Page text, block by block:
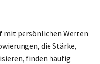
mit persönlichen Werten
die Stärke,
finden häufig